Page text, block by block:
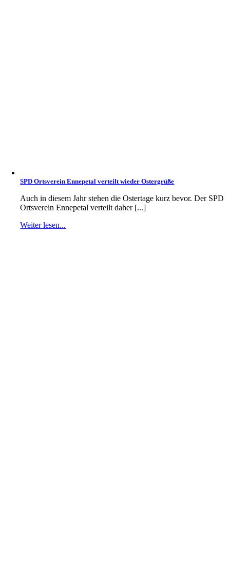
SPD Ortsverein Ennepetal verteilt wieder Ostergrüße
Auch in diesem Jahr stehen die Ostertage kurz bevor. Der SPD
Ortsverein Ennepetal verteilt daher [...]
Weiter lesen...